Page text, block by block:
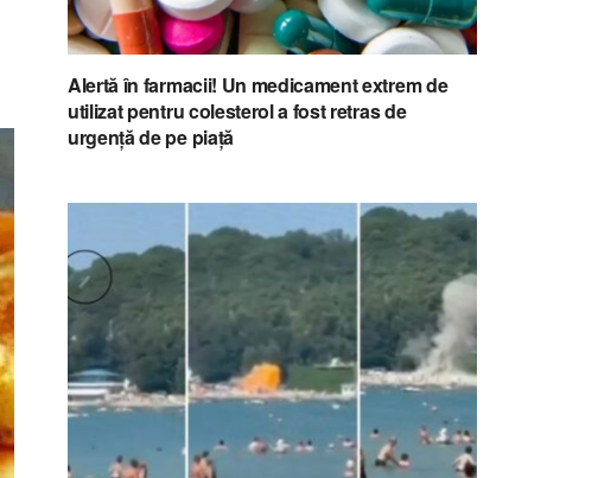
Alertă în farmacii! Un medicament extrem de
utilizat pentru colesterol a fost retras de
urgență de pe piață